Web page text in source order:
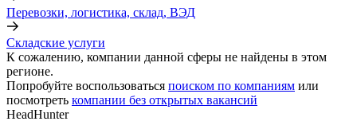
Перевозки, логистика, склад, ВЭД
Складские услуги
К сожалению, компании данной сферы не найдены в этом
регионе.
Попробуйте воспользоваться поиском по компаниям или
посмотреть компании без открытых вакансий
HeadHunter